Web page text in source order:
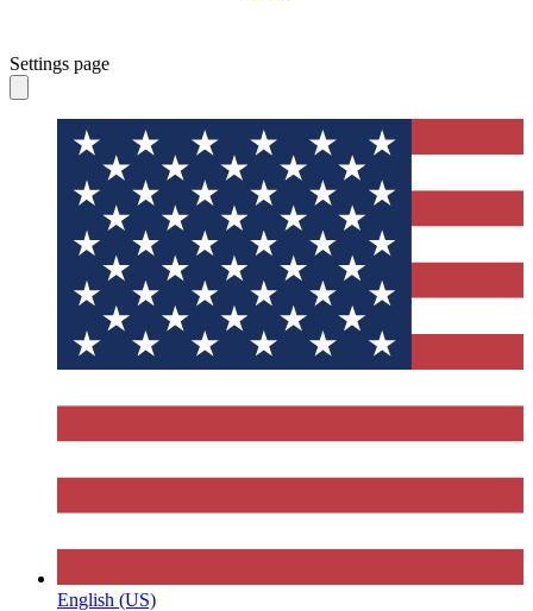
Settings page
English (US)